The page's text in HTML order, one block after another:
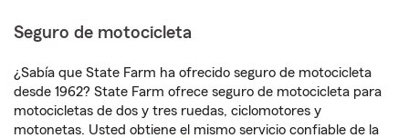
Seguro de motocicleta
¿Sabía que State Farm ha ofrecido seguro de motocicleta
desde 1962? State Farm ofrece seguro de motocicleta para
motocicletas de dos y tres ruedas, ciclomotores y
motonetas. Usted obtiene el mismo servicio confiable de la